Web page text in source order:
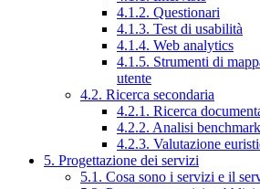
4.1.2. Questionari
4.1.3. Test di usabilità
4.1.4. Web analytics
4.1.5. Strumenti di
utente
4.2. Ricerca secondaria
4.2.1. Ricerca
4.2.2. Analisi benchmark
4.2.3. Valutazione
5. Progettazione dei servizi
5.1. Cosa sono i servizi e il